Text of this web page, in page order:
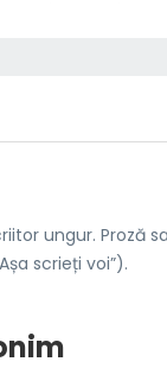
ungur. Proză
scrieți voi”).